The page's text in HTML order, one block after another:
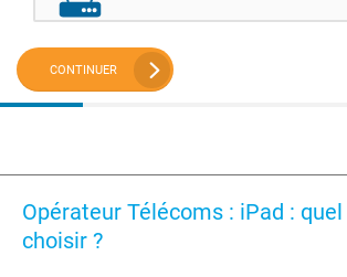
CONTINUER
Opérateur Télécoms : iPad :
choisir ?